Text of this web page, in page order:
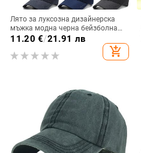
Лято за луксозна дизайнерска
мъжка модна черна бейзболна
шапка Дамска зимна спортна
памучна голф шапка за камион
Мъжка
11.20 €/21.91 лв
add_shopping_cart